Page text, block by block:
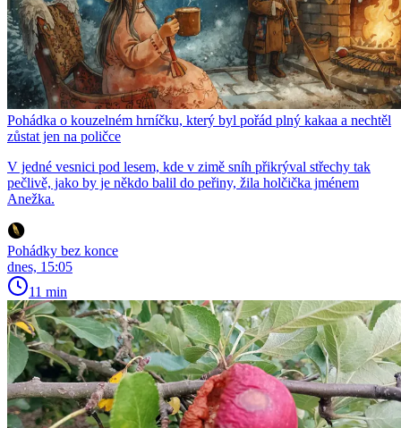
Pohádka o kouzelném hrníčku, který byl pořád plný kakaa a nechtěl
zůstat jen na poličce
V jedné vesnici pod lesem, kde v zimě sníh přikrýval střechy tak
pečlivě, jako by je někdo balil do peřiny, žila holčička jménem
Anežka.
Pohádky bez konce
dnes, 15:05
11 min